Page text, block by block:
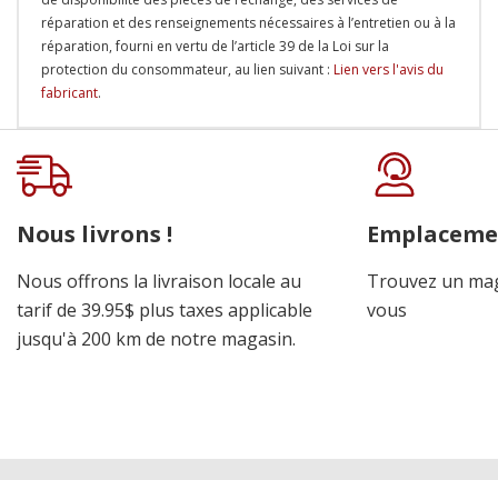
réparation et des renseignements nécessaires à l’entretien ou à la
réparation, fourni en vertu de l’article 39 de la Loi sur la
protection du consommateur, au lien suivant : Lien vers l'avis du
fabricant.
Onglet
personnalisé
Nous livrons !
Nous offrons la livraison locale au
tarif de 39.95$ plus taxes applicable
jusqu'à 200 km de notre magasin.
Trouvez un
vous